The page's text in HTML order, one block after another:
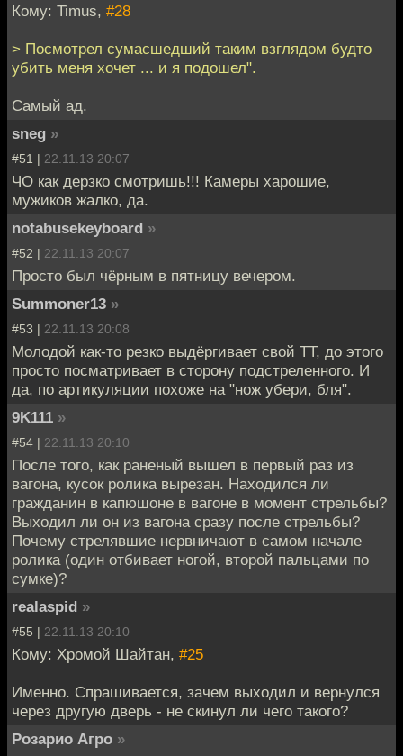
Кому: Timus, #28
> Посмотрел сумасшедший таким взглядом будто
убить меня хочет ... и я подошел".
Самый ад.
sneg »
#51 | 22.11.13 20:07
ЧО как дерзко смотришь!!! Камеры харошие,
мужиков жалко, да.
notabusekeyboard »
#52 | 22.11.13 20:07
Просто был чёрным в пятницу вечером.
Summoner13 »
#53 | 22.11.13 20:08
Молодой как-то резко выдёргивает свой ТТ, до этого
просто посматривает в сторону подстреленного. И
да, по артикуляции похоже на "нож убери, бля".
9K111 »
#54 | 22.11.13 20:10
После того, как раненый вышел в первый раз из
вагона, кусок ролика вырезан. Находился ли
гражданин в капюшоне в вагоне в момент стрельбы?
Выходил ли он из вагона сразу после стрельбы?
Почему стрелявшие нервничают в самом начале
ролика (один отбивает ногой, второй пальцами по
сумке)?
realaspid »
#55 | 22.11.13 20:10
Кому: Хромой Шайтан, #25
Именно. Спрашивается, зачем выходил и вернулся
через другую дверь - не скинул ли чего такого?
Розарио Агро »